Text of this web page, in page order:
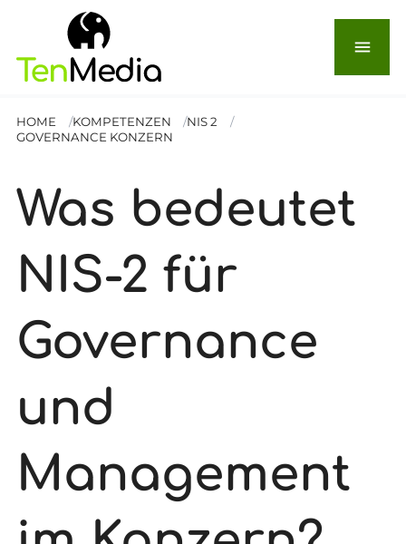
menu
HOME KOMPETENZEN
NIS 2
GOVERNANCE KONZERN
Was bedeutet
NIS-2 für
Governance
und
Management